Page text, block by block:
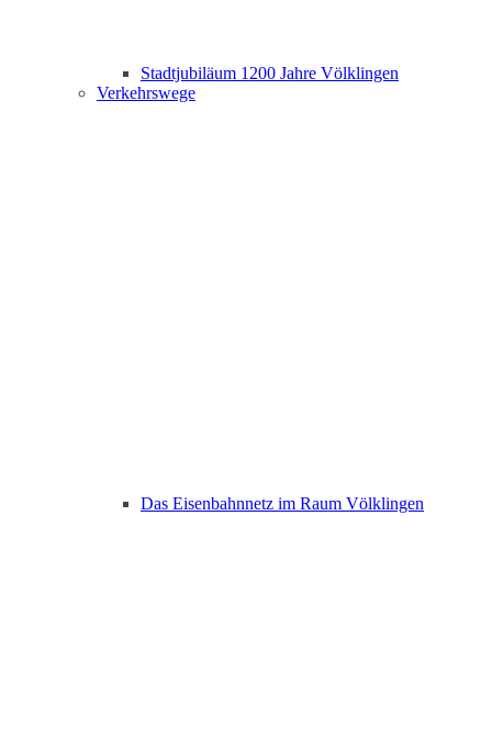
Stadtjubiläum 1200 Jahre Völklingen
Verkehrswege
Das Eisenbahnnetz im Raum Völklingen